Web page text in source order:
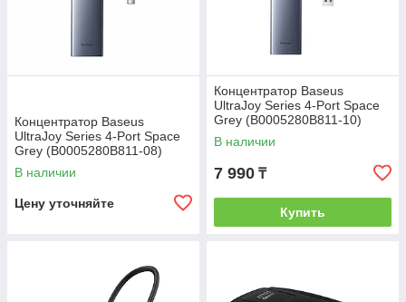
Концентратор Baseus
UltraJoy Series 4-Port Space
Grey (B0005280B811-08)
В наличии
Цену уточняйте
Концентратор Baseus
UltraJoy Series 4-Port Space
Grey (B0005280B811-10)
В наличии
7 990 ₸
Купить